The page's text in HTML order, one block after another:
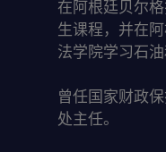
在阿根廷贝尔
生课程，并在
法学院学习石
曾任国家财政
处主任。